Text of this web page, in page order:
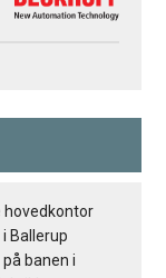
hovedkontor
Ballerup
banen i